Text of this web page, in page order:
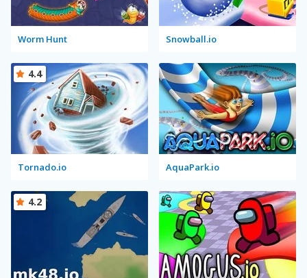
Worm Hunt Snowball.io
Tornado.io
4.4
AquaPark.io
4.2